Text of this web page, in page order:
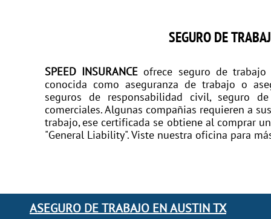
SPEED INSURANCEofrece seguro de
conocida como aseguranza de trabajo o
seguros de responsabilidad civil, seguro
comerciales. Algunas compañias requieren a
trabajo, ese certificada se obtiene al comprar
"General Liability". Viste nuestra oficina para
SEGURO DE
ASEGURO DE TRABAJO EN AUSTINTX